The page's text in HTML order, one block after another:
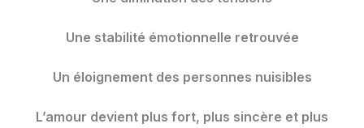
Une stabilité émotionnelle retrouvée
Un éloignement des personnes nuisibles
L’amour devient plus fort, plus sincère et plus